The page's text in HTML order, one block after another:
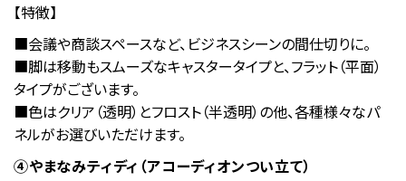
【特徴】
■会議や商談スペースなど、ビジネスシーンの間仕切りに。
■脚は移動もスムーズなキャスタータイプと、フラット（平面）
タイプがございます。
■色はクリア（透明）とフロスト（半透明）の他、各種様々なパ
ネルがお選びいただけます。
④やまなみティディ（アコーディオンつい立て）